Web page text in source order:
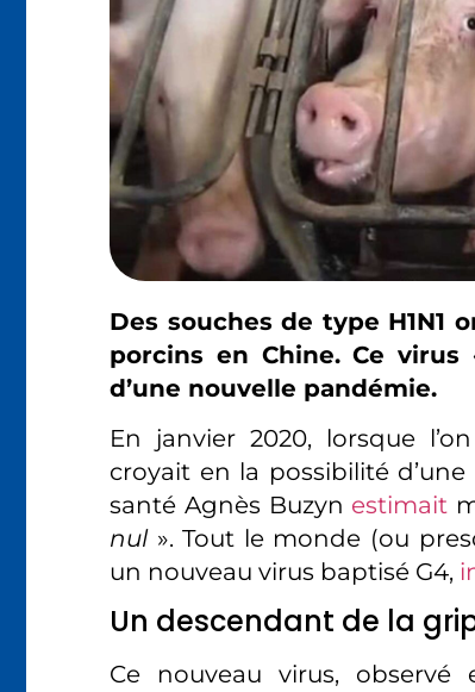
Des souches de type H1N1
porcins en Chine. Ce
d’une nouvelle pandémie.
En janvier 2020, lorsque
croyait en la possibilité
santé Agnès Buzyn estimait
nul». Tout le monde (ou
un nouveau virus baptisé G4,
Un descendant de la
Ce nouveau virus, observé